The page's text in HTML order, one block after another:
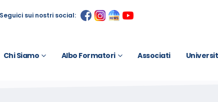
Seguici sui nostri social:
Chi Siamo Albo Formatori Associati